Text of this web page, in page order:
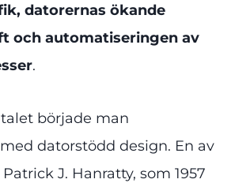
datorernas ökande
och automatiseringen av
.
talet började man
datorstödd design. En av
J. Hanratty, som 1957